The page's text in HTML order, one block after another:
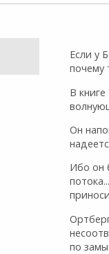
Если у
почему
В
Он
Ибо он
по